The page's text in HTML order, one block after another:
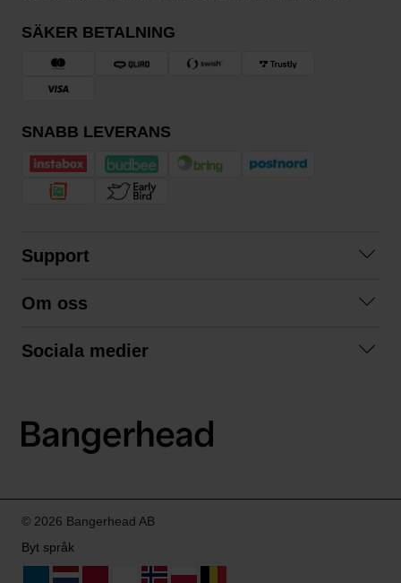
SÄKER BETALNING
SNABB LEVERANS
Support
Köpvillkor
Om oss
Våra fraktalternativ
Sociala medier
LinkedIn
© 2026 Bangerhead AB
Byt språk